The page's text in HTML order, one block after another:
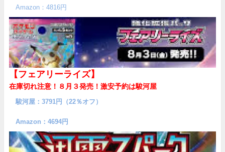
Amazon：4816円
【フェアリーライズ】
在庫切れ注意！８月３発売！ 激安予約は駿河屋
駿河屋：3791円（22％オフ）
Amazon：4694円